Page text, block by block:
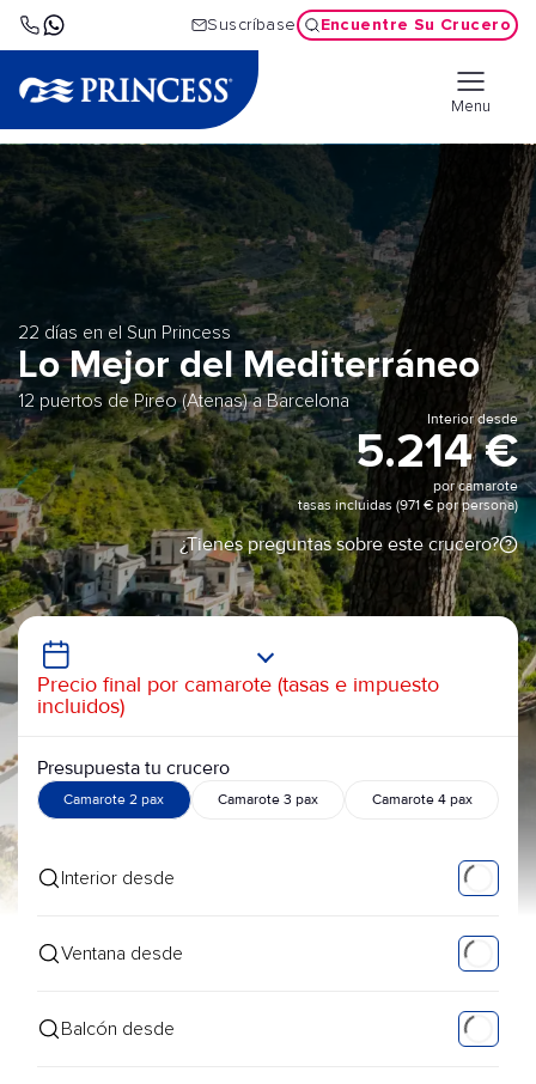
Suscríbase Encuentre Su Crucero
Menu
22 días en el Sun Princess
Lo Mejor del Mediterráneo
12 puertos de Pireo (Atenas) a Barcelona
Interior desde
5.214 €
por camarote
tasas incluidas (971 € por persona)
¿Tienes preguntas sobre este crucero?
Precio final por camarote (tasas e impuesto
incluidos)
Presupuesta tu crucero
Camarote 2 pax Camarote 3 pax Camarote 4 pax
Interior desde
Ventana desde
Balcón desde